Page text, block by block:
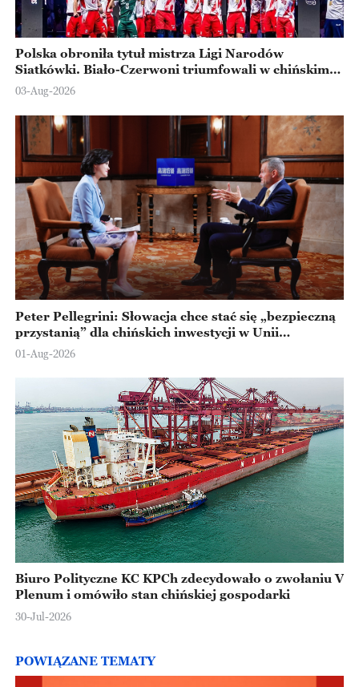
Polska obroniła tytuł mistrza Ligi Narodów
Siatkówki. Biało-Czerwoni triumfowali w chińskim
Ningbo
03-Aug-2026
Peter Pellegrini: Słowacja chce stać się „bezpieczną
przystanią” dla chińskich inwestycji w Unii
Europejskiej
01-Aug-2026
Biuro Polityczne KC KPCh zdecydowało o zwołaniu V
Plenum i omówiło stan chińskiej gospodarki
30-Jul-2026
POWIĄZANE TEMATY